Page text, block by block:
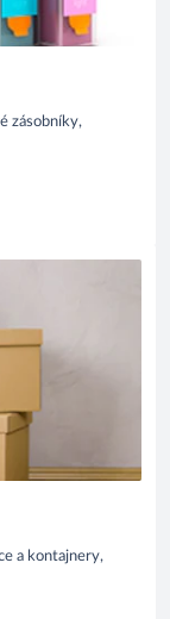
zásobníky,
a kontajnery,